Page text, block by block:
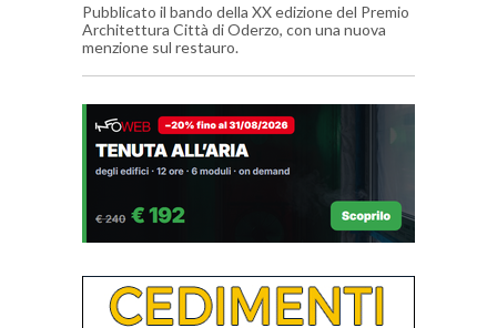
Pubblicato il bando della XX edizione del Premio
Architettura Città di Oderzo, con una nuova
menzione sul restauro.